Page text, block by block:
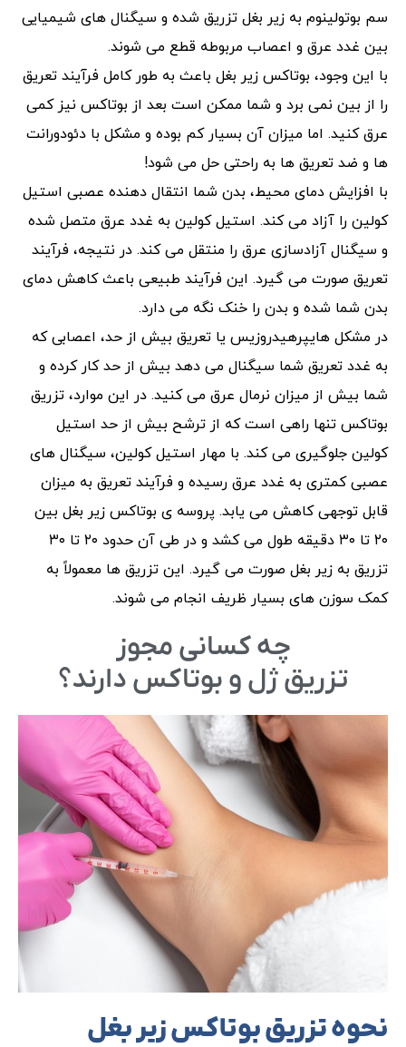
سم بوتولینوم به زیر بغل تزریق شده و سیگنال های شیمیایی
بین غدد عرق و اعصاب مربوطه قطع می شوند.
با این وجود، بوتاکس زیر بغل باعث به طور کامل فرآیند تعریق
را از بین نمی برد و شما ممکن است بعد از بوتاکس نیز کمی
عرق کنید. اما میزان آن بسیار کم بوده و مشکل با دئودورانت
ها و ضد تعریق ها به راحتی حل می شود!
با افزایش دمای محیط، بدن شما انتقال دهنده عصبی استیل
کولین را آزاد می کند. استیل کولین به غدد عرق متصل شده
و سیگنال آزادسازی عرق را منتقل می کند. در نتیجه، فرآیند
تعریق صورت می گیرد. این فرآیند طبیعی باعث کاهش دمای
بدن شما شده و بدن را خنک نگه می دارد.
در مشکل هایپرهیدروزیس یا تعریق بیش از حد، اعصابی که
به غدد تعریق شما سیگنال می دهد بیش از حد کار کرده و
شما بیش از میزان نرمال عرق می کنید. در این موارد، تزریق
بوتاکس تنها راهی است که از ترشح بیش از حد استیل
کولین جلوگیری می کند. با مهار استیل کولین، سیگنال های
عصبی کمتری به غدد عرق رسیده و فرآیند تعریق به میزان
قابل توجهی کاهش می یابد. پروسه ی بوتاکس زیر بغل بین
۲۰ تا ۳۰ دقیقه طول می کشد و در طی آن حدود ۲۰ تا ۳۰
تزریق به زیر بغل صورت می گیرد. این تزریق ها معمولاً به
کمک سوزن های بسیار ظریف انجام می شوند.
چه کسانی مجوز
تزریق ژل و بوتاکس دارند؟
نحوه تزریق بوتاکس زیر بغل